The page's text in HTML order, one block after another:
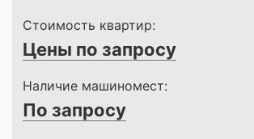
Стоимость квартир:
Цены по запросу
Наличие машиномест:
По запросу